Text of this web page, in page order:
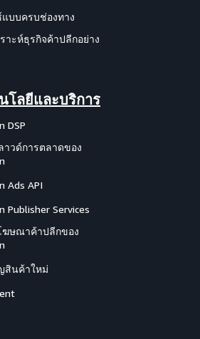
แบบครบช่องทาง
าะห์ธุรกิจค้าปลีกอย่าง
โลยีและบริการ
DSP
าวด์การตลาดของ
Ads API
Publisher Services
ฆษณาค้าปลีกของ
สินค้าใหม่